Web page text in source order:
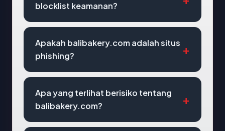
blocklist keamanan?
Apakah balibakery.com adalah situs
phishing?
Apa yang terlihat berisiko tentang
balibakery.com?